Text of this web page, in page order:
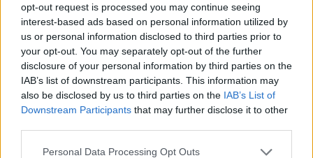
opt-out request is processed you may continue seeing
interest-based ads based on personal information utilized by
us or personal information disclosed to third parties prior to
your opt-out. You may separately opt-out of the further
disclosure of your personal information by third parties on the
IAB’s list of downstream participants. This information may
also be disclosed by us to third parties on the IAB’s List of
Downstream Participants that may further disclose it to other
Please note that this website/app uses one or more Google
Personal Data Processing Opt Outs
Speciālisti nosauc laikus,
kad kafiju labāk nedzert –
tā var negatīvi ietekmēt
tavu ķermeni